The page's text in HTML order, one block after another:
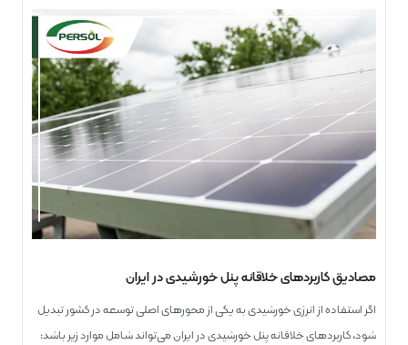
مصادیق کاربردهای خلاقانه پنل خورشیدی در ایران
اگر استفاده از انرژی خورشیدی به یکی از محورهای اصلی توسعه در کشور تبدیل
شود، کاربردهای خلاقانه پنل خورشیدی در ایران می‌تواند شامل موارد زیر باشد: